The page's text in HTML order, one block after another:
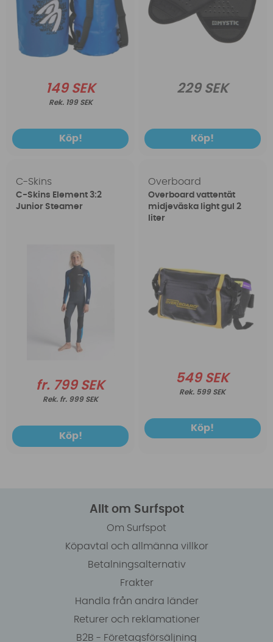
149 SEK
199 SEK
Köp!
229 SEK
Köp!
C-Skins
C-Skins Element 3:2
Junior Steamer
fr. 799 SEK
fr. 999 SEK
Köp!
Overboard
Overboard vattentät
midjeväska light gul 2
liter
549 SEK
599 SEK
Köp!
Allt om Surfspot
Om Surfspot
Köpavtal och allmänna villkor
Betalningsalternativ
Frakter
Handla från andra länder
Returer och reklamationer
B2B - Företagsförsäljning